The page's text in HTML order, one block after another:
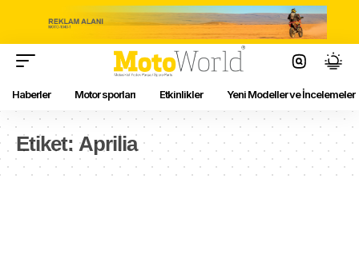
Haberler Motor sporları Etkinlikler Yeni Modeller ve İncelemeler
Etiket: Aprilia